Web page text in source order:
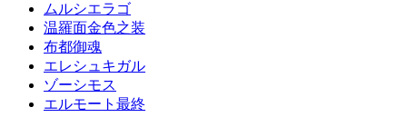
ムルシエラゴ
温羅面金色之装
布都御魂
エレシュキガル
ゾーシモス
エルモート最終